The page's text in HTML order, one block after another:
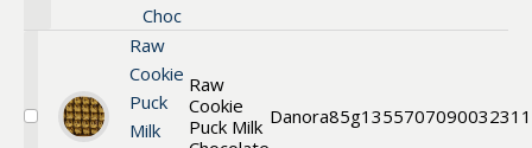
Choc
Välj
Raw
Cookie
Puck
Milk
Raw
Cookie
Puck Milk Danora85g13557